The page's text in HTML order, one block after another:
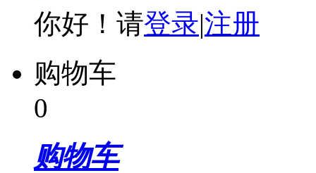
你好！请登录|注册
购物车
0
购物车